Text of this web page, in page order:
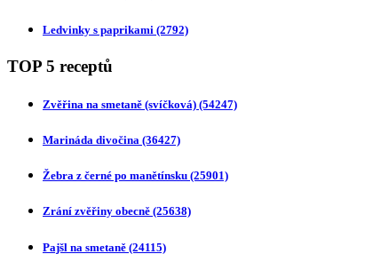
Ledvinky s paprikami (2792)
TOP 5 receptů
Zvěřina na smetaně (svíčková) (54247)
Marináda divočina (36427)
Žebra z černé po manětínsku (25901)
Zrání zvěřiny obecně (25638)
Pajšl na smetaně (24115)